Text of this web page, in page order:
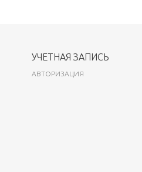
УЧЕТНАЯ ЗАПИСЬ
АВТОРИЗАЦИЯ